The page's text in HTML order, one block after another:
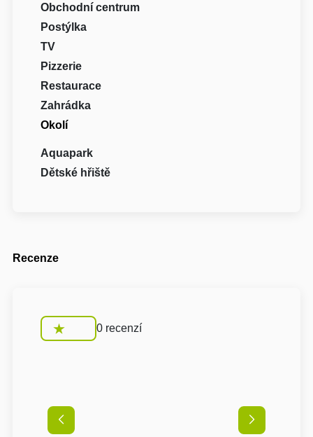
Obchodní centrum
Postýlka
TV
Pizzerie
Restaurace
Zahrádka
Okolí
Aquapark
Dětské hřiště
Recenze
0 recenzí